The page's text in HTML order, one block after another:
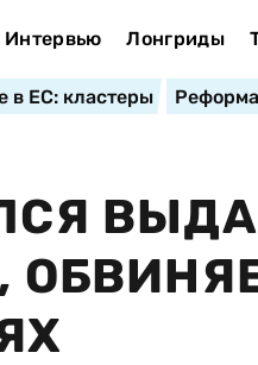
Интервью Лонгриды
в ЕС: кластеры